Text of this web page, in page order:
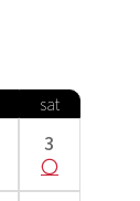
sat
3